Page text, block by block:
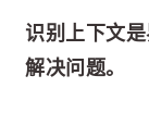
识别上下文
解决问题。